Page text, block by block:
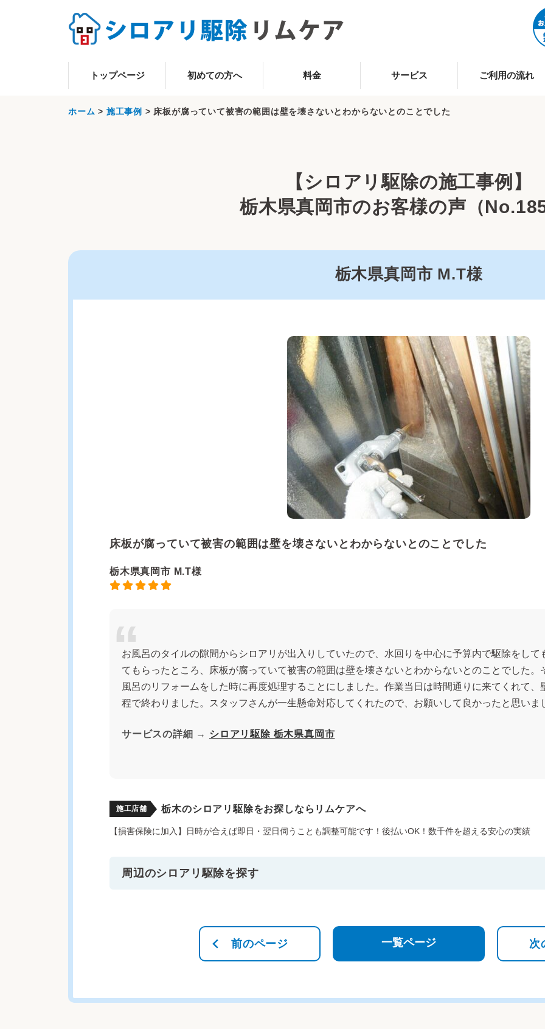
トップページ 初めての方へ 料金 サービス ご利用の流れ
ホーム > 施工事例 > 床板が腐っていて被害の範囲は壁を壊さないとわからないとのことでした
【シロアリ駆除の施工事例】
栃木県真岡市のお客様の声（
栃木県真岡市 M.T様
床板が腐っていて被害の範囲は壁を壊さないとわからないとのことでした
栃木県真岡市 M.T様
お風呂のタイルの隙間からシロアリが出入りしていたので、水回りを中心に予算内で駆除をし
てもらったところ、床板が腐っていて被害の範囲は壁を壊さないとわからないとのことでした
風呂のリフォームをした時に再度処理することにしました。作業当日は時間通りに来てくれて
程で終わりました。スタッフさんが一生懸命対応してくれたので、お願いして良かったと思い
サービスの詳細 → シロアリ駆除 栃木県真岡市
施工店舗 栃木のシロアリ駆除をお探しならリムケアへ
【損害保険に加入】日時が合えば即日・翌日伺うことも調整可能です！後払いOK！数千件を超える安心の実績
周辺のシロアリ駆除を探す
前のページ 一覧ページ 次